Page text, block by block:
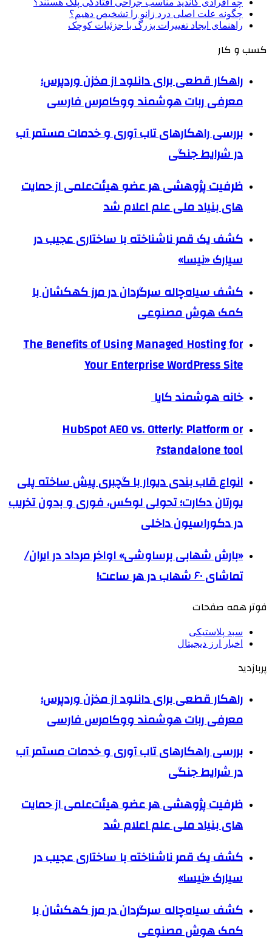
چه افرادی کاندید مناسب جراحی افتادگی پلک هستند؟
چگونه علت اصلی درد زانو را تشخیص دهیم؟
راهنمای ایجاد تغییرات بزرگ با جزئیات کوچک
کسب و کار
راهکار قطعی برای دانلود از مخزن وردپرس؛
معرفی ربات هوشمند ووکامرس فارسی
بررسی راهکارهای تاب آوری و خدمات مستمر آب
در شرایط جنگی
ظرفیت پژوهشی هر عضو هیئت‌علمی از حمایت
های بنیاد ملی علم اعلام شد
کشف یک قمر ناشناخته با ساختاری عجیب در
سیارک «نیسا»
کشف سیاه‌چاله سرگردان در مرز کهکشان با
کمک هوش مصنوعی
The Benefits of Using Managed Hosting for
Your Enterprise WordPress Site
خانه هوشمند کایا
HubSpot AEO vs. Otterly: Platform or
standalone tool?
انواع قاب بندی دیوار با گچبری پیش ساخته پلی
یورتان دکارت؛ تحولی لوکس، فوری و بدون تخریب
در دکوراسیون داخلی
«بارش شهابی برساوشی» اواخر مرداد در ایران/
تماشای ۶۰ شهاب در هر ساعت!
فوتر همه صفحات
سبد پلاستیکی
اخبار ارز دیجیتال
پربازدید
راهکار قطعی برای دانلود از مخزن وردپرس؛
معرفی ربات هوشمند ووکامرس فارسی
بررسی راهکارهای تاب آوری و خدمات مستمر آب
در شرایط جنگی
ظرفیت پژوهشی هر عضو هیئت‌علمی از حمایت
های بنیاد ملی علم اعلام شد
کشف یک قمر ناشناخته با ساختاری عجیب در
سیارک «نیسا»
کشف سیاه‌چاله سرگردان در مرز کهکشان با
کمک هوش مصنوعی